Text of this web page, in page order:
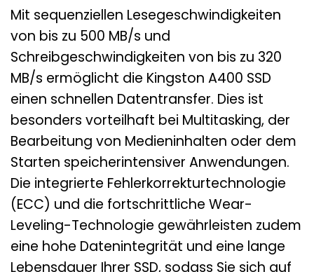
Mit sequenziellen Lesegeschwindigkeiten
von bis zu 500 MB/s und
Schreibgeschwindigkeiten von bis zu 320
MB/s ermöglicht die Kingston A400 SSD
einen schnellen Datentransfer. Dies ist
besonders vorteilhaft bei Multitasking, der
Bearbeitung von Medieninhalten oder dem
Starten speicherintensiver Anwendungen.
Die integrierte Fehlerkorrekturtechnologie
(ECC) und die fortschrittliche Wear-
Leveling-Technologie gewährleisten zudem
eine hohe Datenintegrität und eine lange
Lebensdauer Ihrer SSD, sodass Sie sich auf